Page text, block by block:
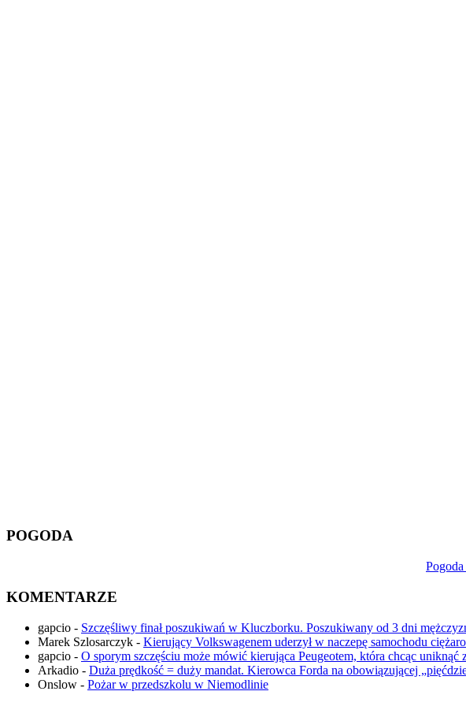
POGODA
KOMENTARZE
gapcio - Szczęśliwy finał poszukiwań w Kluczborku. Poszukiwany od 3 dni
Marek Szlosarczyk - Kierujący Volkswagenem uderzył w naczepę samochodu
gapcio - O sporym szczęściu może mówić kierująca Peugeotem, która chcąc
Arkadio - Duża prędkość = duży mandat. Kierowca Forda na obowiązującej
Onslow - Pożar w przedszkolu w Niemodlinie